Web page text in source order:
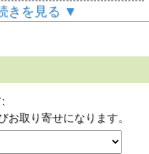
為、商社において欠品にな
週間～4週間ほどお待たせし
る際はその旨ご連絡致しま
認です。遅れるときはキャ
ませ！
うにご注文をお願い致し
イズ交換等は承れませんの
しては、原則 日本国内
。
きを見る ▼
お取り寄せになります。